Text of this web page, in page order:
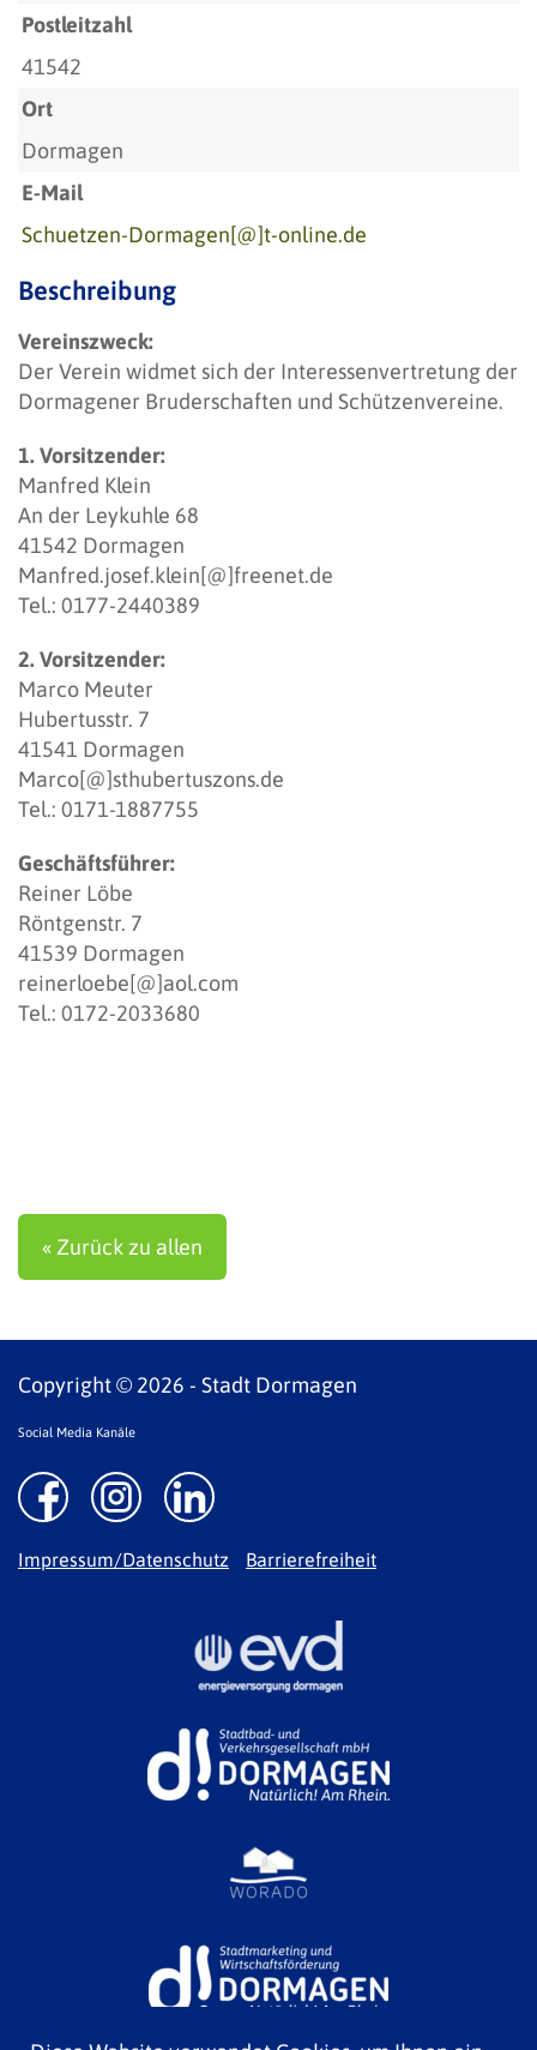
Postleitzahl
41542
Ort
Dormagen
E-Mail
Schuetzen-Dormagen[@]t-online.de
Beschreibung
Vereinszweck:
Der Verein widmet sich der Interessenvertretung der
Dormagener Bruderschaften und Schützenvereine.
1. Vorsitzender:
Manfred Klein
An der Leykuhle 68
41542 Dormagen
Manfred.josef.klein[@]freenet.de
Tel.: 0177-2440389
2. Vorsitzender:
Marco Meuter
Hubertusstr. 7
41541 Dormagen
Marco[@]sthubertuszons.de
Tel.: 0171-1887755
Geschäftsführer:
Reiner Löbe
Röntgenstr. 7
41539 Dormagen
reinerloebe[@]aol.com
Tel.: 0172-2033680
« Zurück zu allen
Copyright © 2026 - Stadt Dormagen
Social Media Kanäle
Impressum/Datenschutz Barrierefreiheit